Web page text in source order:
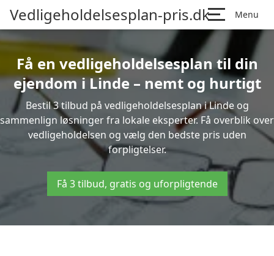
Vedligeholdelsesplan-pris.dk Menu
Få en vedligeholdelsesplan til din
ejendom i Linde – nemt og hurtigt
Bestil 3 tilbud på vedligeholdelsesplan i Linde og
sammenlign løsninger fra lokale eksperter. Få overblik over
vedligeholdelsen og vælg den bedste pris uden
forpligtelser.
Få 3 tilbud, gratis og uforpligtende